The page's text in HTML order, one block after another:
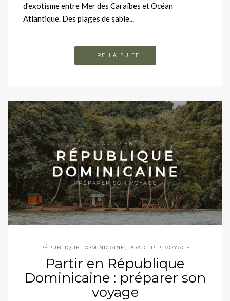
d'exotisme entre Mer des Caraïbes et Océan
Atlantique. Des plages de sable...
LIRE LA SUITE
RÉPUBLIQUE DOMINICAINE ROAD TRIP VOYAGE
Partir en République
Dominicaine : préparer son
voyage